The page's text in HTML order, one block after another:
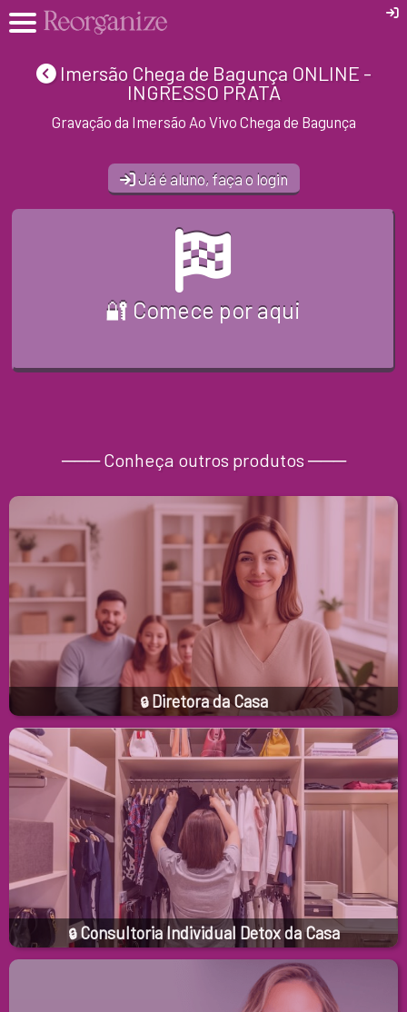
Imersão Chega de Bagunça ONLINE -
INGRESSO PRATA
Gravação da Imersão Ao Vivo Chega de Bagunça
Já é aluno, faça o login
🔐 Comece por aqui
─── Conheça outros produtos ───
🔒Diretora da Casa
🔒Consultoria Individual Detox da Casa